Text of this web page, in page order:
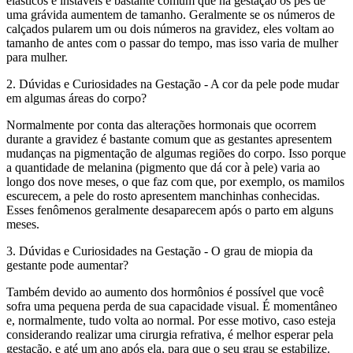
uma grávida aumentem de tamanho. Geralmente se os números de
calçados pularem um ou dois números na gravidez, eles voltam ao
tamanho de antes com o passar do tempo, mas isso varia de mulher
para mulher.
2. Dúvidas e Curiosidades na Gestação - A cor da pele pode mudar
em algumas áreas do corpo?
Normalmente por conta das alterações hormonais que ocorrem
durante a gravidez é bastante comum que as gestantes apresentem
mudanças na pigmentação de algumas regiões do corpo. Isso porque
a quantidade de melanina (pigmento que dá cor à pele) varia ao
longo dos nove meses, o que faz com que, por exemplo, os mamilos
escurecem, a pele do rosto apresentem manchinhas conhecidas.
Esses fenômenos geralmente desaparecem após o parto em alguns
meses.
3. Dúvidas e Curiosidades na Gestação - O grau de miopia da
gestante pode aumentar?
Também devido ao aumento dos hormônios é possível que você
sofra uma pequena perda de sua capacidade visual. É momentâneo
e, normalmente, tudo volta ao normal. Por esse motivo, caso esteja
considerando realizar uma cirurgia refrativa, é melhor esperar pela
gestação, e até um ano após ela, para que o seu grau se estabilize.